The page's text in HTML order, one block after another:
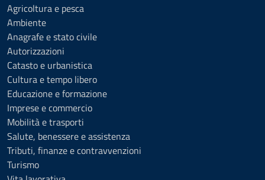
Agricoltura e pesca
Ambiente
Anagrafe e stato civile
Autorizzazioni
Catasto e urbanistica
Cultura e tempo libero
Educazione e formazione
Imprese e commercio
Mobilità e trasporti
Salute, benessere e assistenza
Tributi, finanze e contravvenzioni
Turismo